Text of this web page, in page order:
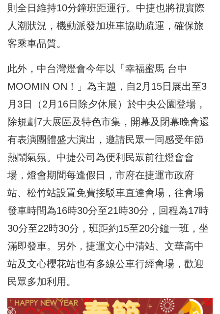
則全日維持10分鐘班距運行。中捷也將視實際
人潮狀況，機動派發加班車協助疏運，確保旅
客乘車品質。
此外，中台灣燈會今年以「幸福蜜馬 台中
MOOMIN ON！」為主題，自2月15日展出至3
月3日（2月16日除夕休展）於中央公園登場，
除規劃7大展區及特色市集，開幕及閉幕晚會還
有表演團體盛大演出，邀請民眾一同感受年節
熱鬧氣氛。中捷公司為便利民眾前往燈會會
場，燈會期間每逢假日，市府在捷運市政府
站、松竹站設置免費接駁車直達會場，往會場
發車時間為16時30分至21時30分，回程為17時
30分至22時30分，班距約15至20分鐘一班，坐
滿即發車。另外，捷運文心中清站、文華高中
站及文心櫻花站也有多線公車行經會場，歡迎
民眾多加利用。